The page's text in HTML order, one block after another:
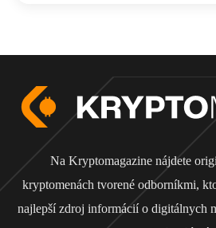
Na Kryptomagazine nájdete
kryptomenách tvorené odborníkmi,
najlepší zdroj informácií o digitálnych